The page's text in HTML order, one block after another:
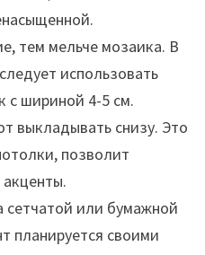
тем мельче мозаика. В
использовать
с шириной 4-5 см.
выкладывать снизу. Это
позволит
акценты.
сетчатой или бумажной
планируется своими